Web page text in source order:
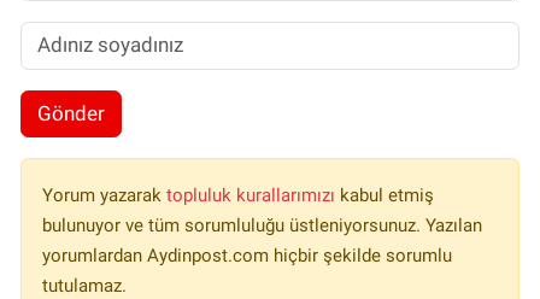
Gönder
Yorum yazarak topluluk kurallarımızı kabul etmiş
bulunuyor ve tüm sorumluluğu üstleniyorsunuz. Yazılan
yorumlardan Aydinpost.com hiçbir şekilde sorumlu
tutulamaz.